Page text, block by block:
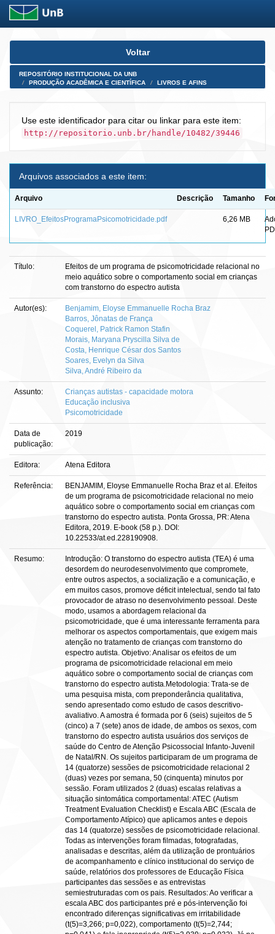
Skip
Voltar
REPOSITÓRIO INSTITUCIONAL DA UNB
PRODUÇÃO ACADÊMICA E CIENTÍFICA
LIVROS E AFINS
Use este identificador para citar ou linkar para este item:
http://repositorio.unb.br/handle/10482/39446
Arquivos associados a este item:
Arquivo Descrição Tamanho
LIVRO_EfeitosProgramaPsicomotricidade.pdf 6,26 MB
Título:
Efeitos de um programa de psicomotricidade relacional no
meio aquático sobre o comportamento social em crianças
com transtorno do espectro autista
Autor(es):
Benjamim, Eloyse Emmanuelle Rocha Braz
Barros, Jônatas de França
Coquerel, Patrick Ramon Stafin
Morais, Maryana Pryscilla Silva de
Costa, Henrique César dos Santos
Soares, Evelyn da Silva
Silva, André Ribeiro da
Assunto:
Crianças autistas - capacidade motora
Educação inclusiva
Psicomotricidade
Data de
publicação:
2019
Editora: Atena Editora
Referência:
BENJAMIM, Eloyse Emmanuelle Rocha Braz et al. Efeitos
de um programa de psicomotricidade relacional no meio
aquático sobre o comportamento social em crianças com
transtorno do espectro autista. Ponta Grossa, PR: Atena
Editora, 2019. E-book (58 p.). DOI:
10.22533/at.ed.228190908.
Resumo:
Introdução: O transtorno do espectro autista (TEA) é uma
desordem do neurodesenvolvimento que compromete,
entre outros aspectos, a socialização e a comunicação, e
em muitos casos, promove déficit intelectual, sendo tal fato
provocador de atraso no desenvolvimento pessoal. Deste
modo, usamos a abordagem relacional da
psicomotricidade, que é uma interessante ferramenta para
melhorar os aspectos comportamentais, que exigem mais
atenção no tratamento de crianças com transtorno do
espectro autista. Objetivo: Analisar os efeitos de um
programa de psicomotricidade relacional em meio
aquático sobre o comportamento social de crianças com
transtorno do espectro autista.Metodologia: Trata-se de
uma pesquisa mista, com preponderância qualitativa,
sendo apresentado como estudo de casos descritivo-
avaliativo. A amostra é formada por 6 (seis) sujeitos de 5
(cinco) a 7 (sete) anos de idade, de ambos os sexos, com
transtorno do espectro autista usuários dos serviços de
saúde do Centro de Atenção Psicossocial Infanto-Juvenil
de Natal/RN. Os sujeitos participaram de um programa de
14 (quatorze) sessões de psicomotricidade relacional 2
(duas) vezes por semana, 50 (cinquenta) minutos por
sessão. Foram utilizados 2 (duas) escalas relativas a
situação sintomática comportamental: ATEC (Autism
Treatment Evaluation Checklist) e Escala ABC (Escala de
Comportamento Atípico) que aplicamos antes e depois
das 14 (quatorze) sessões de psicomotricidade relacional.
Todas as intervenções foram filmadas, fotografadas,
analisadas e descritas, além da utilização de prontuários
de acompanhamento e clínico institucional do serviço de
saúde, relatórios dos professores de Educação Física
participantes das sessões e as entrevistas
semiestruturadas com os pais. Resultados: Ao verificar a
escala ABC dos participantes pré e pós-intervenção foi
encontrado diferenças significativas em irritabilidade
(t(5)=3,266; p=0,022), comportamento (t(5)=2,744;